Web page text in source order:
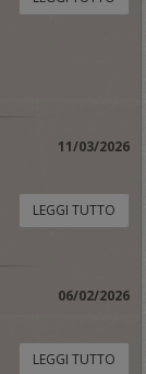
11/03/2026
LEGGI TUTTO
06/02/2026
LEGGI TUTTO